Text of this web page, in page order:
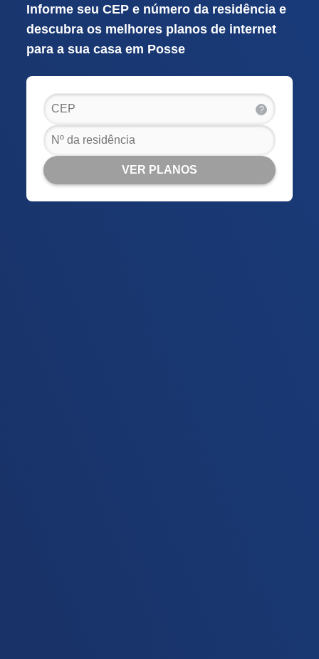
Informe seu CEP e número da residência e
descubra os melhores planos de internet
para a sua casa em Posse
?
VER PLANOS